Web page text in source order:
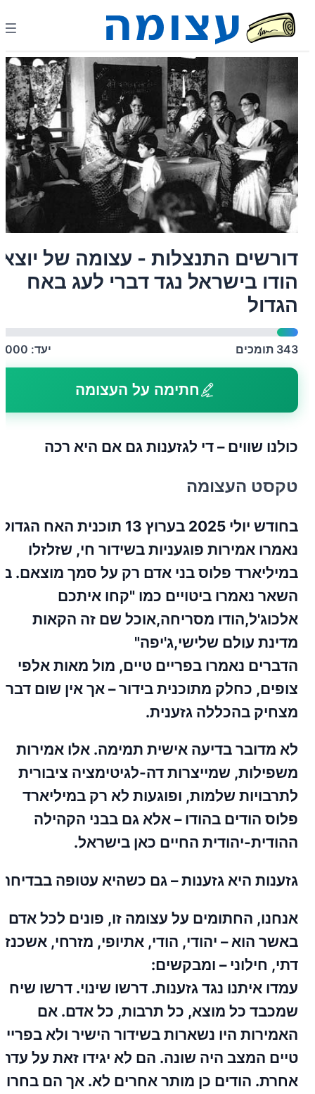
דורשים התנצלות - עצומה של
הודו בישראל נגד דברי לעג באח
הגדול
343 תומכים יעד:
חתימה על העצומה
כולנו שווים – די לגזענות גם אם היא רכה
טקסט העצומה
בחודש יולי 2025 בערוץ 13 תוכנית האח הגדול
נאמרו אמירות פוגעניות בשידור חי, שזלזלו
במיליארד פלוס בני אדם רק על סמך מוצאם.
השאר נאמרו ביטויים כמו "קחו איתכם
אלכוג'ל,הודו מסריחה,אוכל שם זה הקאות
מדינת עולם שלישי,ג'יפה"
הדברים נאמרו בפריים טיים, מול מאות אלפי
צופים, כחלק מתוכנית בידור – אך אין שום דבר
מצחיק בהכללה גזענית.
לא מדובר בדיעה אישית תמימה. אלו אמירות
משפילות, שמייצרות דה-לגיטימציה ציבורית
לתרבויות שלמות, ופוגעות לא רק במיליארד
פלוס הודים בהודו – אלא גם בבני הקהילה
ההודית-יהודית החיים כאן בישראל.
גזענות היא גזענות – גם כשהיא עטופה
אנחנו, החתומים על עצומה זו, פונים לכל אדם
באשר הוא – יהודי, הודי, אתיופי, מזרחי,
דתי, חילוני – ומבקשים:
עמדו איתנו נגד גזענות. דרשו שינוי. דרשו שיח
שמכבד כל מוצא, כל תרבות, כל אדם. אם
האמירות היו נשארות בשידור הישיר ולא
טיים המצב היה שונה. הם לא יגידו זאת על עדה
אחרת. הודים כן מותר אחרים לא. אך הם בחרו